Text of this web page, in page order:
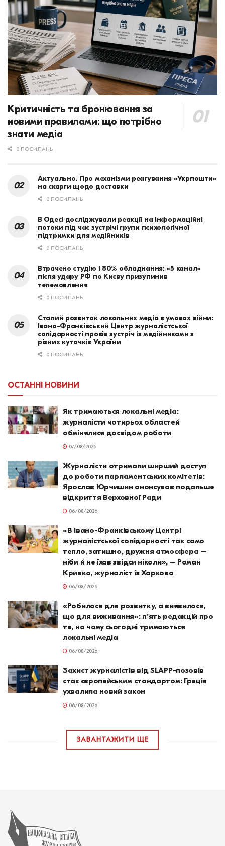
Критичність та бронювання за
новими правилами: що потрібно
знати медіа
0 ПОСИЛАНЬ
Актуально. Про механізми реагування «Укрпошти»
на скарги щодо доставки
0 ПОСИЛАНЬ
В Одесі досліджували реакції на інформаційні
потоки під час зустрічі групи психологічної
підтримки для медійників
0 ПОСИЛАНЬ
Втрачено студію і 80% обладнання: «5 канал»
після удару РФ по Києву призупинив
телемовлення
0 ПОСИЛАНЬ
Сталий розвиток локальних медіа в умовах війни:
Івано-Франківський Центр журналістської
солідарності провів зустріч із медійниками з
різних куточків України
0 ПОСИЛАНЬ
ОСТАННІ НОВИНИ
Як тримаються локальні медіа:
журналісти чотирьох областей
обмінялися досвідом роботи
07/08/2026
Журналісти отримали ширший доступ
до роботи парламентських комітетів:
Ярослав Юрчишин анонсував подальше
відкриття Верховної Ради
06/08/2026
«В Івано-Франківському Центрі
журналістської солідарності так само
тепло, затишно, дружня атмосфера –
ніби й не їхав звідси ніколи», – Роман
Кривко, журналіст із Харкова
06/08/2026
«Робилося для розвитку, а виявилося,
що для виживання»: п’ять редакцій про
те, на чому сьогодні тримаються
локальні медіа
06/08/2026
Захист журналістів від SLAPP-позовів
стає європейським стандартом: Греція
ухвалила новий закон
06/08/2026
ЗАВАНТАЖИТИ ЩЕ